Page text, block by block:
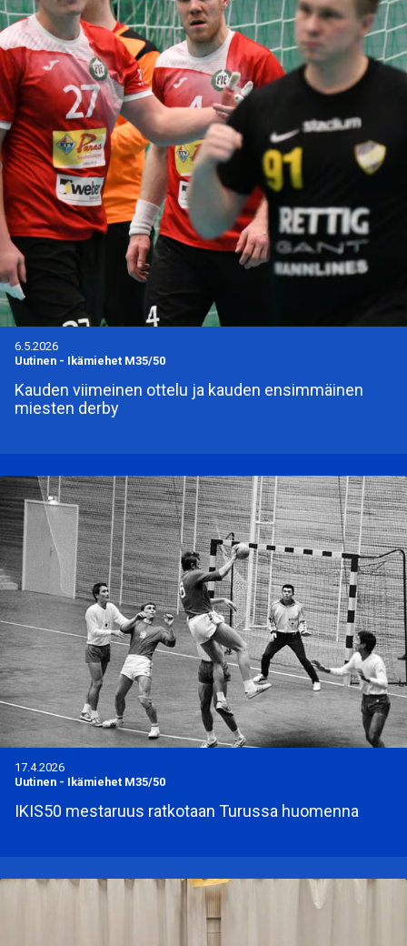
6.5.2026
Uutinen - Ikämiehet M35/50
Kauden viimeinen ottelu ja kauden ensimmäinen
miesten derby
17.4.2026
Uutinen - Ikämiehet M35/50
IKIS50 mestaruus ratkotaan Turussa huomenna